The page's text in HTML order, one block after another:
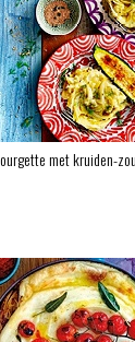
met kruiden-